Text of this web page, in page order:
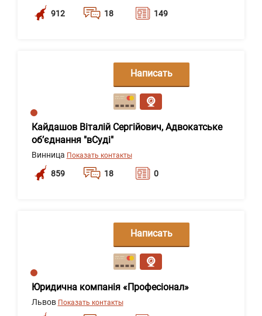
912 18 149
Кайдашов Віталій Сергійович, Адвокатське
об’єднання "вСуді"
Винница Показать контакты
859 18 0
Написать
сообщение
Юридична компанія «Професіонал»
Львов Показать контакты
Написать
сообщение